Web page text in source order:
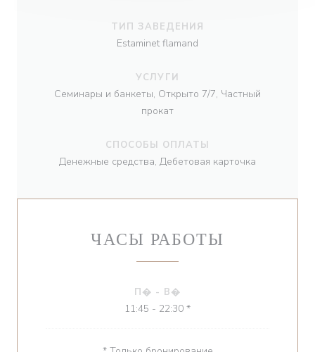
ТИП ЗАВЕДЕНИЯ
Estaminet flamand
УСЛУГИ
Семинары и банкеты, Открыто 7/7, Частный
прокат
СПОСОБЫ ОПЛАТЫ
Денежные средства, Дебетовая карточка
ЧАСЫ РАБОТЫ
П� - В�
11:45 - 22:30 *